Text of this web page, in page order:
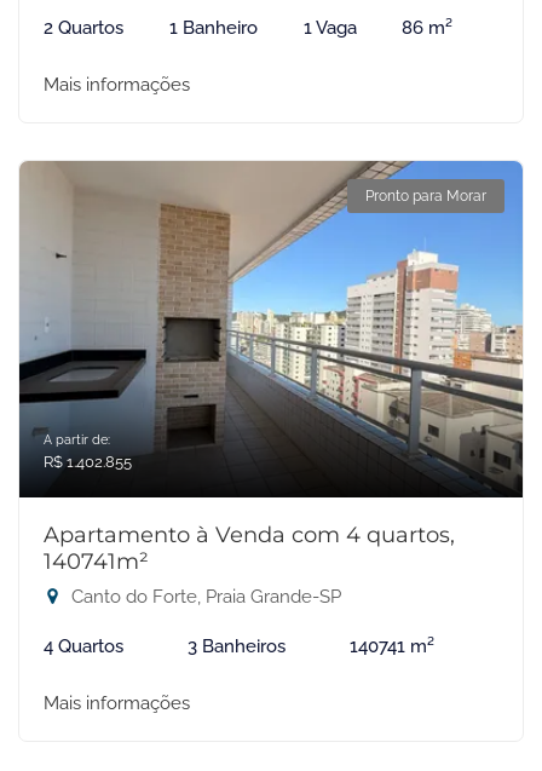
2 Quartos 1 Banheiro 1 Vaga 86 m²
Mais informações
Pronto para Morar
A partir de:
R$ 1.402.855
Apartamento à Venda com 4 quartos,
140741m²
Canto do Forte, Praia Grande-SP
4 Quartos 3 Banheiros 140741 m²
Mais informações